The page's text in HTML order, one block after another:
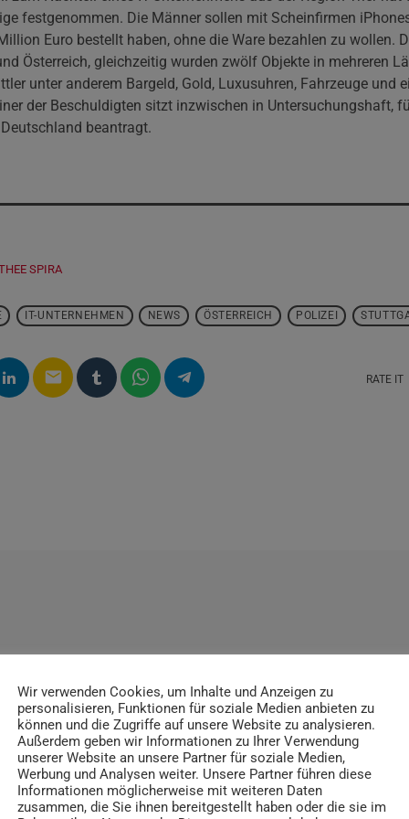
festgenommen. Die Männer sollen mit Scheinfirmen
Euro bestellt haben, ohne die Ware bezahlen zu wollen.
Österreich, gleichzeitig wurden zwölf Objekte in mehreren
unter anderem Bargeld, Gold, Luxusuhren, Fahrzeuge und
der Beschuldigten sitzt inzwischen in Untersuchungshaft,
beantragt.
SPIRA
IT-UNTERNEHMEN NEWS ÖSTERREICH POLIZEI
email RATE IT
insert_link
Wir verwenden Cookies, um Inhalte und Anzeigen zu
personalisieren, Funktionen für soziale Medien anbieten zu
können und die Zugriffe auf unsere Website zu analysieren.
Außerdem geben wir Informationen zu Ihrer Verwendung
unserer Website an unsere Partner für soziale Medien,
Werbung und Analysen weiter. Unsere Partner führen diese
Informationen möglicherweise mit weiteren Daten
zusammen, die Sie ihnen bereitgestellt haben oder die sie im